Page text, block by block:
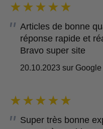
Articles de bonne
réponse rapide et
Bravo super site
20.10.2023 sur
Super très bonne